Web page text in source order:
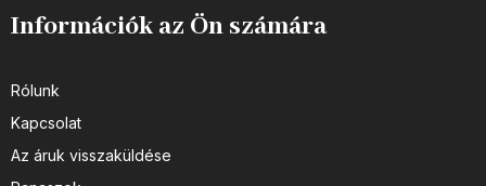
Információk az Ön számára
Rólunk
Kapcsolat
Az áruk visszaküldése